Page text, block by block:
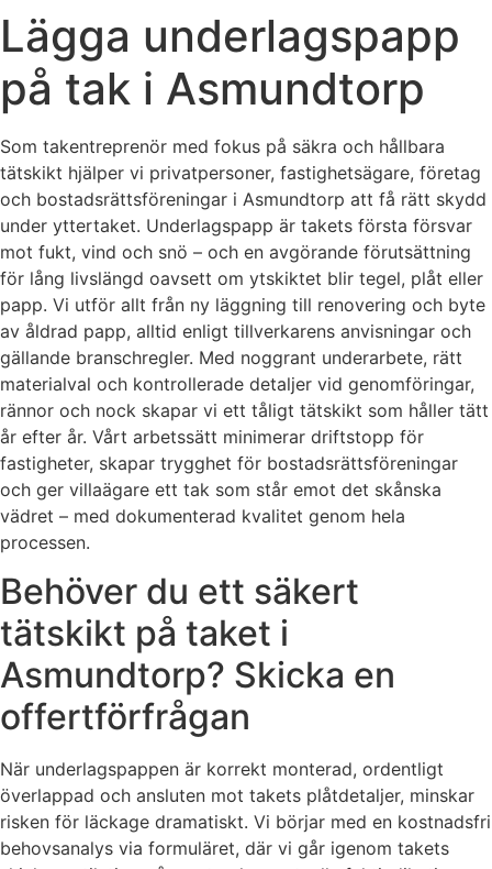
Lägga underlagspapp
på tak i Asmundtorp
Som takentreprenör med fokus på säkra och hållbara
tätskikt hjälper vi privatpersoner, fastighetsägare, företag
och bostadsrättsföreningar i Asmundtorp att få rätt skydd
under yttertaket. Underlagspapp är takets första försvar
mot fukt, vind och snö – och en avgörande förutsättning
för lång livslängd oavsett om ytskiktet blir tegel, plåt eller
papp. Vi utför allt från ny läggning till renovering och byte
av åldrad papp, alltid enligt tillverkarens anvisningar och
gällande branschregler. Med noggrant underarbete, rätt
materialval och kontrollerade detaljer vid genomföringar,
rännor och nock skapar vi ett tåligt tätskikt som håller tätt
år efter år. Vårt arbetssätt minimerar driftstopp för
fastigheter, skapar trygghet för bostadsrättsföreningar
och ger villaägare ett tak som står emot det skånska
vädret – med dokumenterad kvalitet genom hela
processen.
Behöver du ett säkert
tätskikt på taket i
Asmundtorp? Skicka en
offertförfrågan
När underlagspappen är korrekt monterad, ordentligt
överlappad och ansluten mot takets plåtdetaljer, minskar
risken för läckage dramatiskt. Vi börjar med en kostnadsfri
behovsanalys via formuläret, där vi går igenom takets